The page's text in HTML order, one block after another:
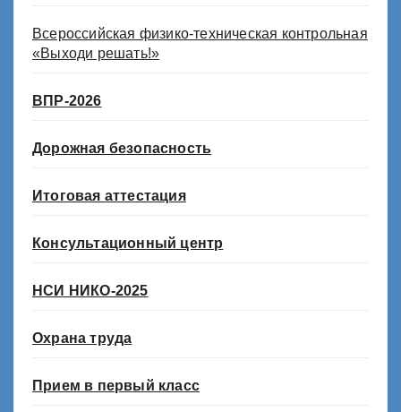
Всероссийская физико-техническая контрольная
«Выходи решать!»
ВПР-2026
Дорожная безопасность
Итоговая аттестация
Консультационный центр
НСИ НИКО-2025
Охрана труда
Прием в первый класс